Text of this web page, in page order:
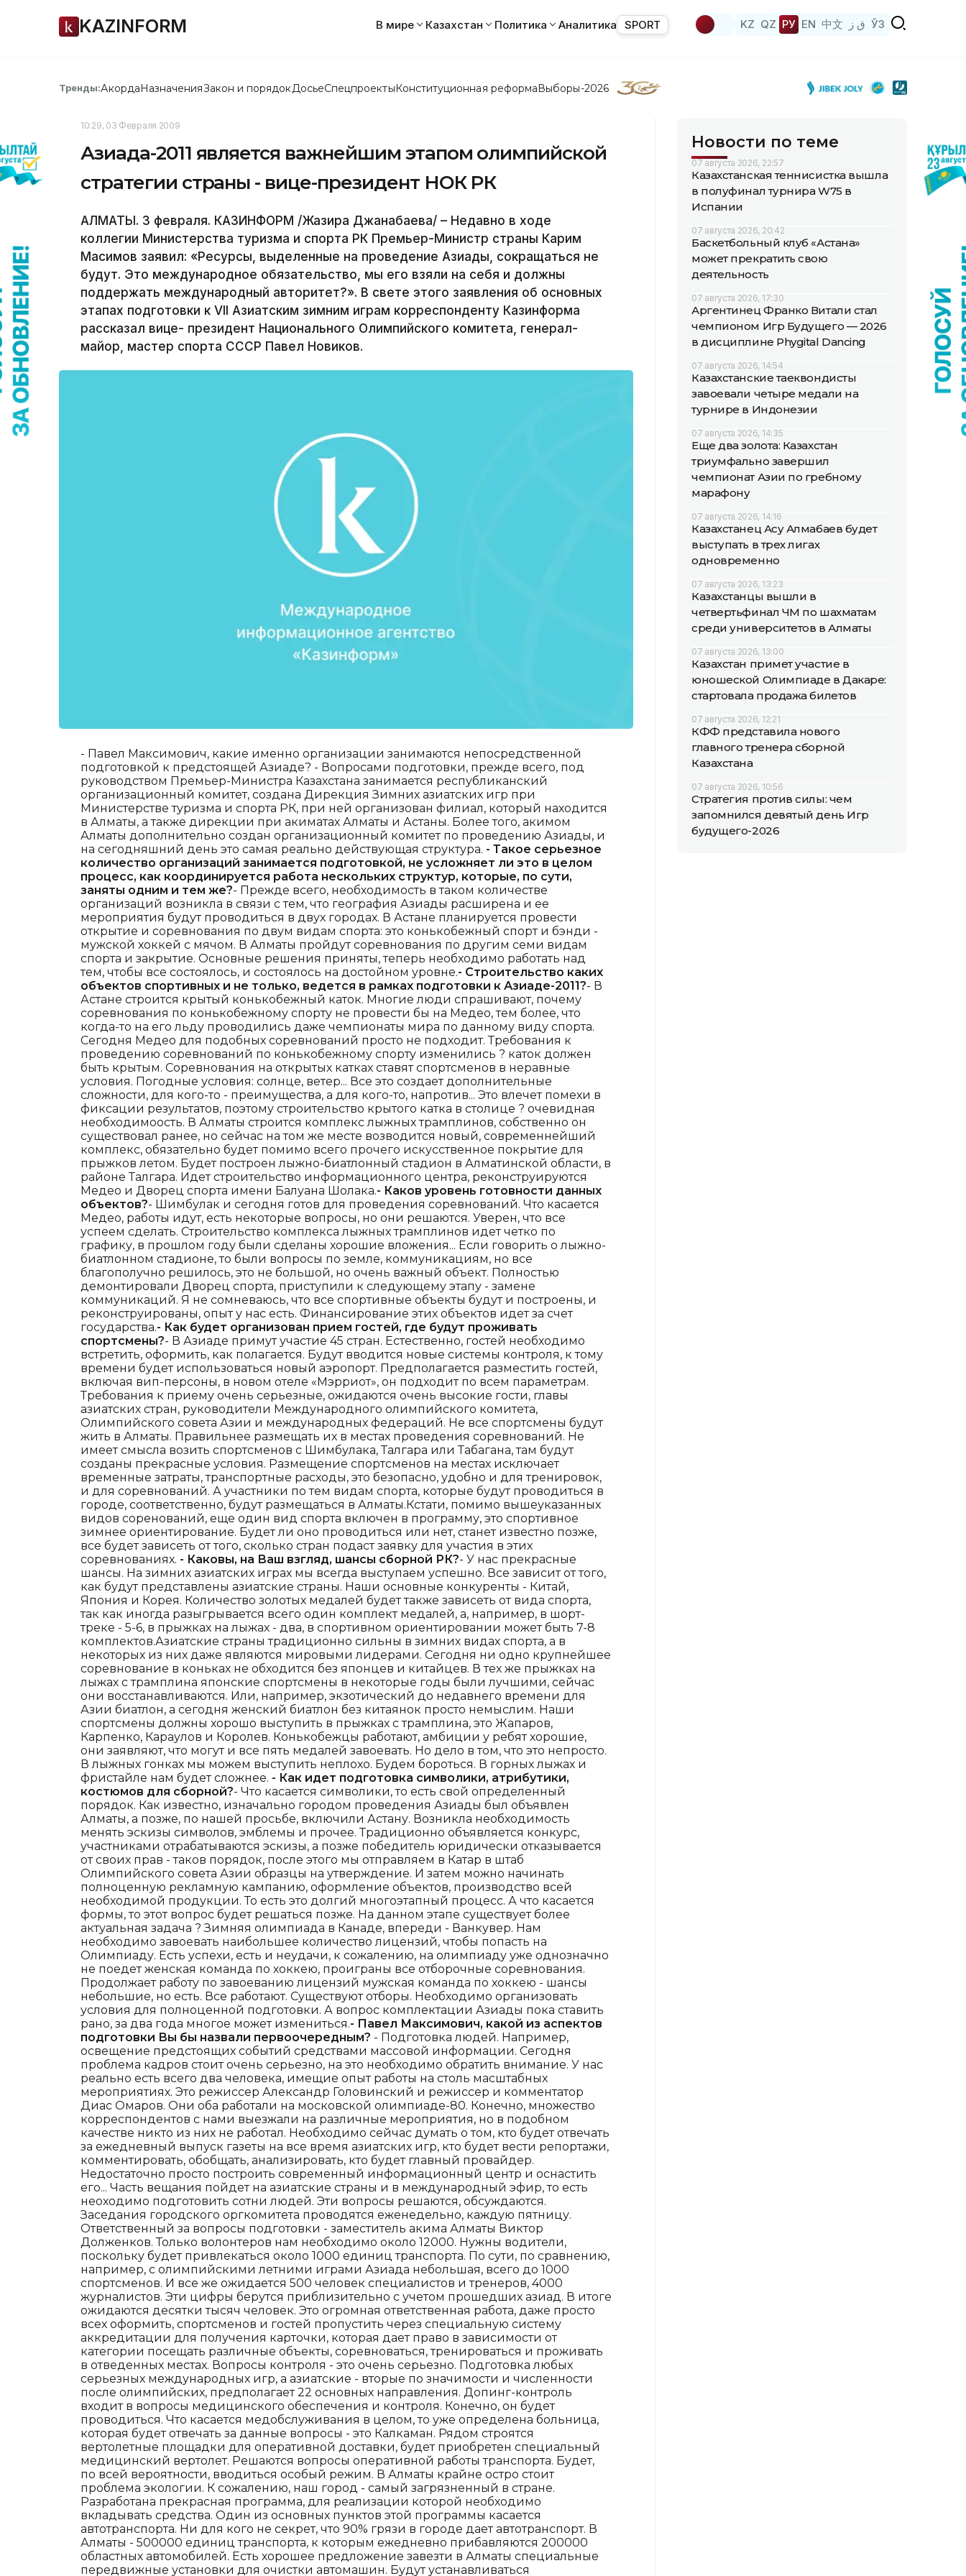
KAZINFORM В мире Казахстан Политика Аналитика SPORT KZ QZ РУ EN 中文 ق ز ЎЗ
Тренды:АкордаНазначенияЗакон и порядок ДосьеСпецпроектыКонституционная реформаВыборы-2026
10:29, 03 Февраля 2009
Азиада-2011 является важнейшим этапом олимпийской
стратегии страны - вице-президент НОК РК
АЛМАТЫ. 3 февраля. КАЗИНФОРМ /Жазира Джанабаева/ – Недавно в ходе
коллегии Министерства туризма и спорта РК Премьер-Министр страны Карим
Масимов заявил: «Ресурсы, выделенные на проведение Азиады, сокращаться не
будут. Это международное обязательство, мы его взяли на себя и должны
поддержать международный авторитет?». В свете этого заявления об основных
этапах подготовки к VII Азиатским зимним играм корреспонденту Казинформа
рассказал вице- президент Национального Олимпийского комитета, генерал-
майор, мастер спорта СССР Павел Новиков.
- Павел Максимович, какие именно организации занимаются непосредственной
подготовкой к предстоящей Азиаде? - Вопросами подготовки, прежде всего, под
руководством Премьер-Министра Казахстана занимается республиканский
организационный комитет, создана Дирекция Зимних азиатских игр при
Министерстве туризма и спорта РК, при ней организован филиал, который находится
в Алматы, а также дирекции при акиматах Алматы и Астаны. Более того, акимом
Алматы дополнительно создан организационный комитет по проведению Азиады, и
на сегодняшний день это самая реально действующая структура. - Такое серьезное
количество организаций занимается подготовкой, не усложняет ли это в целом
процесс, как координируется работа нескольких структур, которые, по сути,
заняты одним и тем же?- Прежде всего, необходимость в таком количестве
организаций возникла в связи с тем, что география Азиады расширена и ее
мероприятия будут проводиться в двух городах. В Астане планируется провести
открытие и соревнования по двум видам спорта: это конькобежный спорт и бэнди -
мужской хоккей с мячом. В Алматы пройдут соревнования по другим семи видам
спорта и закрытие. Основные решения приняты, теперь необходимо работать над
тем, чтобы все состоялось, и состоялось на достойном уровне.- Строительство каких
объектов спортивных и не только, ведется в рамках подготовки к Азиаде-2011?- В
Астане строится крытый конькобежный каток. Многие люди спрашивают, почему
соревнования по конькобежному спорту не провести бы на Медео, тем более, что
когда-то на его льду проводились даже чемпионаты мира по данному виду спорта.
Сегодня Медео для подобных соревнований просто не подходит. Требования к
проведению соревнований по конькобежному спорту изменились ? каток должен
быть крытым. Соревнования на открытых катках ставят спортсменов в неравные
условия. Погодные условия: солнце, ветер... Все это создает дополнительные
сложности, для кого-то - преимущества, а для кого-то, напротив... Это влечет помехи в
фиксации результатов, поэтому строительство крытого катка в столице ? очевидная
необходимоость. В Алматы строится комплекс лыжных трамплинов, собственно он
существовал ранее, но сейчас на том же месте возводится новый, современнейший
комплекс, обязательно будет помимо всего прочего искусственное покрытие для
прыжков летом. Будет построен лыжно-биатлонный стадион в Алматинской области, в
районе Талгара. Идет строительство информационного центра, реконструируются
Медео и Дворец спорта имени Балуана Шолака.- Каков уровень готовности данных
объектов?- Шимбулак и сегодня готов для проведения соревнований. Что касается
Медео, работы идут, есть некоторые вопросы, но они решаются. Уверен, что все
успеем сделать. Строительство комплекса лыжных трамплинов идет четко по
графику, в прошлом году были сделаны хорошие вложения... Если говорить о лыжно-
биатлонном стадионе, то были вопросы по земле, коммуникациям, но все
благополучно решилось, это не большой, но очень важный объект. Полностью
демонтировали Дворец спорта, приступили к следующему этапу - замене
коммуникаций. Я не сомневаюсь, что все спортивные объекты будут и построены, и
реконструированы, опыт у нас есть. Финансирование этих объектов идет за счет
государства.- Как будет организован прием гостей, где будут проживать
спортсмены?- В Азиаде примут участие 45 стран. Естественно, гостей необходимо
встретить, оформить, как полагается. Будут вводится новые системы контроля, к тому
времени будет использоваться новый аэропорт. Предполагается разместить гостей,
включая вип-персоны, в новом отеле «Мэрриот», он подходит по всем параметрам.
Требования к приему очень серьезные, ожидаются очень высокие гости, главы
азиатских стран, руководители Международного олимпийского комитета,
Олимпийского совета Азии и международных федераций. Не все спортсмены будут
жить в Алматы. Правильнее размещать их в местах проведения соревнований. Не
имеет смысла возить спортсменов с Шимбулака, Талгара или Табагана, там будут
созданы прекрасные условия. Размещение спортсменов на местах исключает
временные затраты, транспортные расходы, это безопасно, удобно и для тренировок,
и для соревнований. А участники по тем видам спорта, которые будут проводиться в
городе, соответственно, будут размещаться в Алматы.Кстати, помимо вышеуказанных
видов соренований, еще один вид спорта включен в программу, это спортивное
зимнее ориентирование. Будет ли оно проводиться или нет, станет известно позже,
все будет зависеть от того, сколько стран подаст заявку для участия в этих
соревнованиях. - Каковы, на Ваш взгляд, шансы сборной РК?- У нас прекрасные
шансы. На зимних азиатских играх мы всегда выступаем успешно. Все зависит от того,
как будут представлены азиатские страны. Наши основные конкуренты - Китай,
Япония и Корея. Количество золотых медалей будет также зависеть от вида спорта,
так как иногда разыгрывается всего один комплект медалей, а, например, в шорт-
треке - 5-6, в прыжках на лыжах - два, в спортивном ориентировании может быть 7-8
комплектов.Азиатские страны традиционно сильны в зимних видах спорта, а в
некоторых из них даже являются мировыми лидерами. Сегодня ни одно крупнейшее
соревнование в коньках не обходится без японцев и китайцев. В тех же прыжках на
лыжах с трамплина японские спортсмены в некоторые годы были лучшими, сейчас
они восстанавливаются. Или, например, экзотический до недавнего времени для
Азии биатлон, а сегодня женский биатлон без китаянок просто немыслим. Наши
спортсмены должны хорошо выступить в прыжках с трамплина, это Жапаров,
Карпенко, Караулов и Королев. Конькобежцы работают, амбиции у ребят хорошие,
они заявляют, что могут и все пять медалей завоевать. Но дело в том, что это непросто.
В лыжных гонках мы можем выступить неплохо. Будем бороться. В горных лыжах и
фристайле нам будет сложнее. - Как идет подготовка символики, атрибутики,
костюмов для сборной?- Что касается символики, то есть свой определенный
порядок. Как известно, изначально городом проведения Азиады был объявлен
Алматы, а позже, по нашей просьбе, включили Астану. Возникла необходимость
менять эскизы символов, эмблемы и прочее. Традиционно объявляется конкурс,
участниками отрабатываются эскизы, а позже победитель юридически отказывается
от своих прав - таков порядок, после этого мы отправляем в Катар в штаб
Олимпийского совета Азии образцы на утверждение. И затем можно начинать
полноценную рекламную кампанию, оформление объектов, производство всей
необходимой продукции. То есть это долгий многоэтапный процесс. А что касается
формы, то этот вопрос будет решаться позже. На данном этапе существует более
актуальная задача ? Зимняя олимпиада в Канаде, впереди - Ванкувер. Нам
необходимо завоевать наибольшее количество лицензий, чтобы попасть на
Олимпиаду. Есть успехи, есть и неудачи, к сожалению, на олимпиаду уже однозначно
не поедет женская команда по хоккею, проиграны все отборочные соревнования.
Продолжает работу по завоеванию лицензий мужская команда по хоккею - шансы
небольшие, но есть. Все работают. Существуют отборы. Необходимо организовать
условия для полноценной подготовки. А вопрос комплектации Азиады пока ставить
рано, за два года многое может измениться.- Павел Максимович, какой из аспектов
подготовки Вы бы назвали первоочередным? - Подготовка людей. Например,
освещение предстоящих событий средствами массовой информации. Сегодня
проблема кадров стоит очень серьезно, на это необходимо обратить внимание. У нас
реально есть всего два человека, имещие опыт работы на столь масштабных
мероприятиях. Это режиссер Александр Головинский и режиссер и комментатор
Диас Омаров. Они оба работали на московской олимпиаде-80. Конечно, множество
корреспондентов с нами выезжали на различные мероприятия, но в подобном
качестве никто из них не работал. Необходимо сейчас думать о том, кто будет отвечать
за ежедневный выпуск газеты на все время азиатских игр, кто будет вести репортажи,
комментировать, обобщать, анализировать, кто будет главный провайдер.
Недостаточно просто построить современный информационный центр и оснастить
его... Часть вещания пойдет на азиатские страны и в международный эфир, то есть
неоходимо подготовить сотни людей. Эти вопросы решаются, обсуждаются.
Заседания городского оргкомитета проводятся еженедельно, каждую пятницу.
Ответственный за вопросы подготовки - заместитель акима Алматы Виктор
Долженков. Только волонтеров нам необходимо около 12000. Нужны водители,
поскольку будет привлекаться около 1000 единиц транспорта. По сути, по сравнению,
например, с олимпийскими летними играми Азиада небольшая, всего до 1000
спортсменов. И все же ожидается 500 человек специалистов и тренеров, 4000
журналистов. Эти цифры берутся приблизительно с учетом прошедших азиад. В итоге
ожидаются десятки тысяч человек. Это огромная ответственная работа, даже просто
всех оформить, спортсменов и гостей пропустить через специальную систему
аккредитации для получения карточки, которая дает право в зависимости от
категории посещать различные объекты, соревноваться, тренироваться и проживать
в отведенных местах. Вопросы контроля - это очень серьезно. Подготовка любых
серьезных международных игр, а азиатские - вторые по значимости и численности
после олимпийских, предполагает 22 основных направления. Допинг-контроль
входит в вопросы медицинского обеспечения и контроля. Конечно, он будет
проводиться. Что касается медобслуживания в целом, то уже определена больница,
которая будет отвечать за данные вопросы - это Калкаман. Рядом строятся
вертолетные площадки для оперативной доставки, будет приобретен специальный
медицинский вертолет. Решаются вопросы оперативной работы транспорта. Будет,
по всей вероятности, вводиться особый режим. В Алматы крайне остро стоит
проблема экологии. К сожалению, наш город - самый загрязненный в стране.
Разработана прекрасная программа, для реализации которой необходимо
вкладывать средства. Один из основных пунктов этой программы касается
автотранспорта. Ни для кого не секрет, что 90% грязи в городе дает автотранспорт. В
Алматы - 500000 единиц транспорта, к которым ежедневно прибавляются 200000
областных автомобилей. Есть хорошее предложение завезти в Алматы специальные
передвижные установки для очистки автомашин. Будут устанавливаться
Новости по теме
07 августа 2026, 22:57
Казахстанская теннисистка вышла
в полуфинал турнира W75 в
Испании
07 августа 2026, 20:42
Баскетбольный клуб «Астана»
может прекратить свою
деятельность
07 августа 2026, 17:30
Аргентинец Франко Витали стал
чемпионом Игр Будущего — 2026
в дисциплине Phygital Dancing
07 августа 2026, 14:54
Казахстанские таеквондисты
завоевали четыре медали на
турнире в Индонезии
07 августа 2026, 14:35
Еще два золота: Казахстан
триумфально завершил
чемпионат Азии по гребному
марафону
07 августа 2026, 14:16
Казахстанец Асу Алмабаев будет
выступать в трех лигах
одновременно
07 августа 2026, 13:23
Казахстанцы вышли в
четвертьфинал ЧМ по шахматам
среди университетов в Алматы
07 августа 2026, 13:00
Казахстан примет участие в
юношеской Олимпиаде в Дакаре:
стартовала продажа билетов
07 августа 2026, 12:21
КФФ представила нового
главного тренера сборной
Казахстана
07 августа 2026, 10:56
Стратегия против силы: чем
запомнился девятый день Игр
будущего-2026